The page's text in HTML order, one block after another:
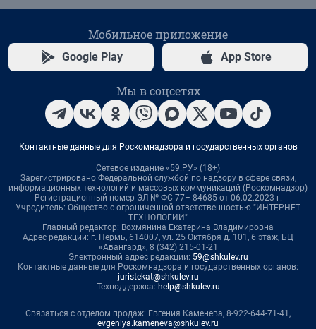
Мобильное приложение
Google Play App Store
Мы в соцсетях
Контактные данные для Роскомнадзора и государственных органов
Сетевое издание «59.РУ» (18+)
Зарегистрировано Федеральной службой по надзору в сфере связи,
информационных технологий и массовых коммуникаций (Роскомнадзор)
Регистрационный номер ЭЛ № ФС 77– 84685 от 06.02.2023 г.
Учредитель: Общество с ограниченной ответственностью "ИНТЕРНЕТ
ТЕХНОЛОГИИ"
Главный редактор: Вохмянина Екатерина Владимировна
Адрес редакции: г. Пермь, 614007, ул. 25 Октября д. 101, 6 этаж, БЦ
«Авангард», 8 (342) 215-01-21
Электронный адрес редакции: 59@shkulev.ru
Контактные данные для Роскомнадзора и государственных органов:
juristekat@shkulev.ru
Техподдержка: help@shkulev.ru
Связаться с отделом продаж: Евгения Каменева, 8-922-644-71-41,
evgeniya.kameneva@shkulev.ru